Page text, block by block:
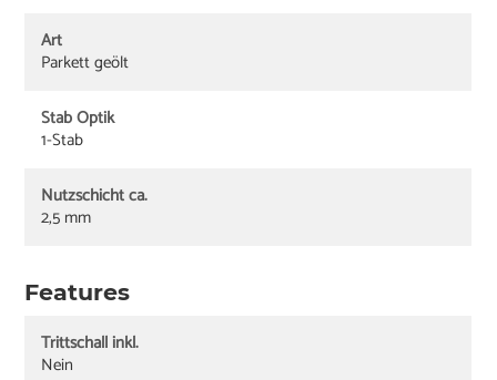
Art
Parkett geölt
Stab Optik
1-Stab
Nutzschicht ca.
2,5 mm
Features
Trittschall inkl.
Nein